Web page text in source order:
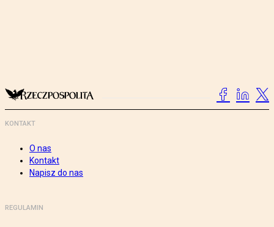
KONTAKT
O nas
Kontakt
Napisz do nas
REGULAMIN